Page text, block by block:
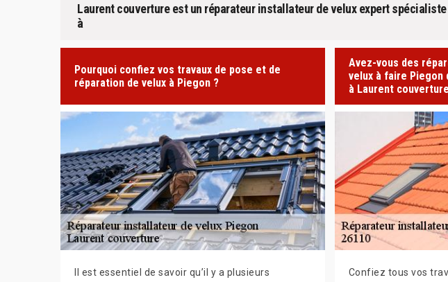
Laurent couverture est un réparateur installateur de velux expert
à
Pourquoi confiez vos travaux de pose et de
réparation de velux à Piegon ?
Il est essentiel de savoir qu’il y a plusieurs
Avez-vous des
velux à faire Piegon
à Laurent couverture
Confiez tous vos